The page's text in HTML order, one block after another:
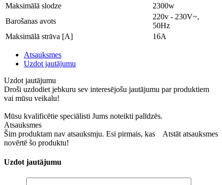
Maksimālā slodze
2300w
Barošanas avots
220v - 230V~,
50Hz
Maksimālā strāva [A]
16A
Atsauksmes
Uzdot jautājumu
Uzdot jautājumu
Droši uzdodiet jebkuru sev interesējošu jautājumu par produktiem
vai mūsu veikalu!
Mūsu kvalificētie speciālisti Jums noteikti palīdzēs.
Atsauksmes
Atstāt atsauksmes
Šim produktam nav atsauksmju. Esi pirmais, kas
novērtē šo produktu!
Uzdot jautājumu